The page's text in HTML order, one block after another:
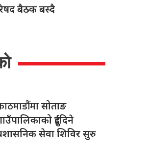
बैठक बस्दै
सोताङ
दुईदिने
सेवा शिविर सुरु